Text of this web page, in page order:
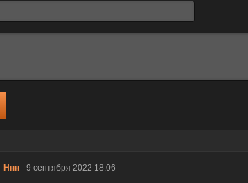
Ннн 9 сентября 2022 18:06